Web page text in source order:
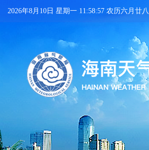
2026年8月10日 星期一 11:58:57 农历六月廿八